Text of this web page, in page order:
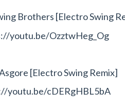
Brothers [Electro Swing
youtu.be/OzztwHeg_Og
[Electro Swing Remix]
youtu.be/cDERgHBL5bA